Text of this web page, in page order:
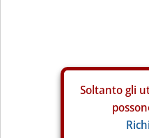
Soltanto gli